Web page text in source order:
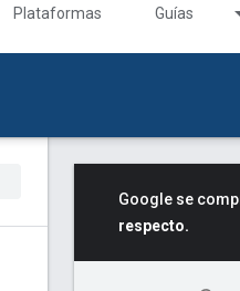
Plataformas Guías
Google se
respecto.